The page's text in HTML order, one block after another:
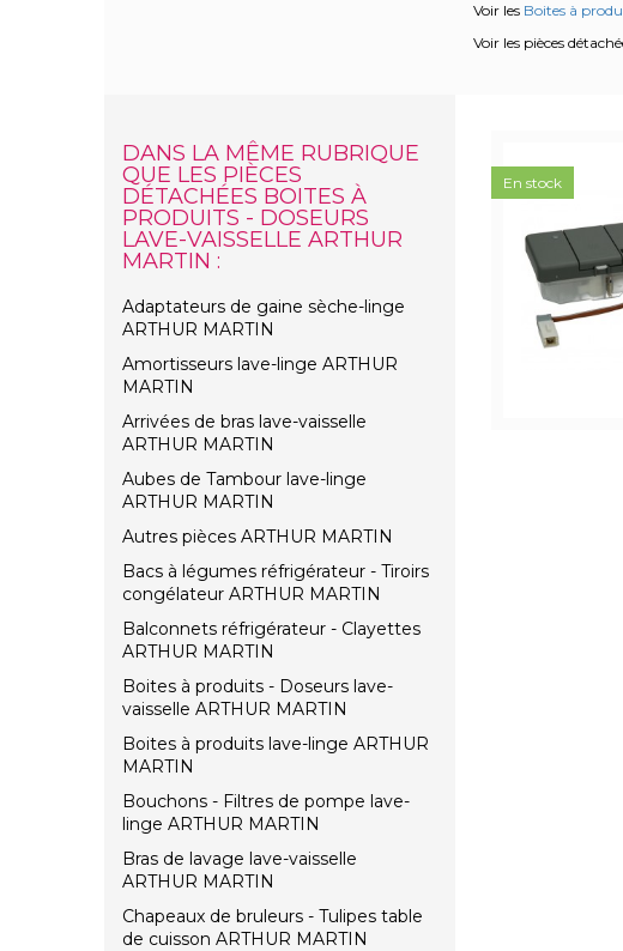
Voir les Boites à
Voir les pièces
DANS LA MÊME RUBRIQUE
QUE LES PIÈCES
DÉTACHÉES BOITES À
PRODUITS - DOSEURS
LAVE-VAISSELLE ARTHUR
MARTIN :
Adaptateurs de gaine sèche-linge
ARTHUR MARTIN
Amortisseurs lave-linge ARTHUR
MARTIN
Arrivées de bras lave-vaisselle
ARTHUR MARTIN
Aubes de Tambour lave-linge
ARTHUR MARTIN
Autres pièces ARTHUR MARTIN
Bacs à légumes réfrigérateur - Tiroirs
congélateur ARTHUR MARTIN
Balconnets réfrigérateur - Clayettes
ARTHUR MARTIN
Boites à produits - Doseurs lave-
vaisselle ARTHUR MARTIN
Boites à produits lave-linge ARTHUR
MARTIN
Bouchons - Filtres de pompe lave-
linge ARTHUR MARTIN
Bras de lavage lave-vaisselle
ARTHUR MARTIN
Chapeaux de bruleurs - Tulipes table
de cuisson ARTHUR MARTIN
En stock